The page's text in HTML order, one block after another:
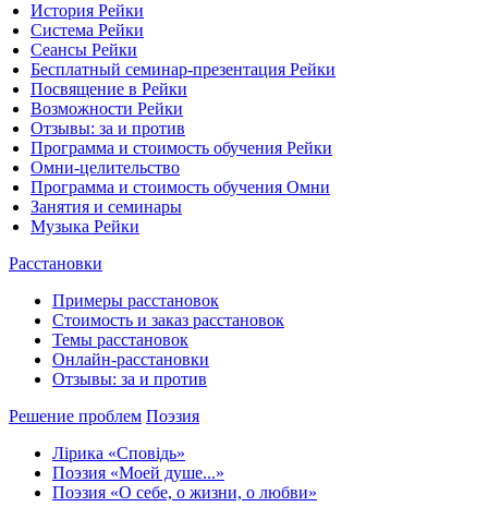
История Рейки
Система Рейки
Сеансы Рейки
Бесплатный семинар-презентация Рейки
Посвящение в Рейки
Возможности Рейки
Отзывы: за и против
Программа и стоимость обучения Рейки
Омни-целительство
Программа и стоимость обучения Омни
Занятия и семинары
Музыка Рейки
Расстановки
Примеры расстановок
Стоимость и заказ расстановок
Темы расстановок
Онлайн-расстановки
Отзывы: за и против
Решение проблем Поэзия
Лірика «Сповідь»
Поэзия «Моей душе...»
Поэзия «О себе, о жизни, о любви»